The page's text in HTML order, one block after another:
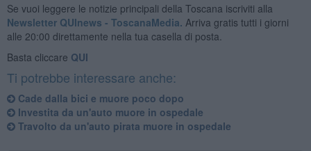
Se vuoi leggere le notizie principali della Toscana iscriviti alla
Newsletter QUInews - ToscanaMedia. Arriva gratis tutti i giorni
alle 20:00 direttamente nella tua casella di posta.
Basta cliccare QUI
Ti potrebbe interessare anche:
Cade dalla bici e muore poco dopo
Investita da un'auto muore in ospedale
Travolto da un'auto pirata muore in ospedale